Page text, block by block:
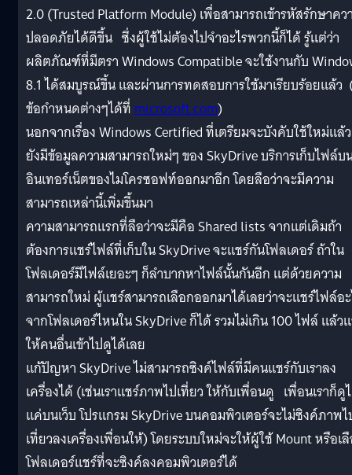
2.0 (Trusted Platform Module) เพื่อสามารถเข้ารหัสรักษาคว
ปลอดภัยได้ดีขึ้น ซึ่งผู้ใช้ไม่ต้องไปจำอะไรพวกนี้ก็ได้ รู้แต่ว่า
ผลิตภัณฑ์ที่มีตรา Windows Compatible จะใช้งานกับ
8.1 ได้สมบูรณ์ขึ้น และผ่านการทดสอบการใช้มาเรียบร้อยแล้ว
ข้อกำหนดต่างๆได้ที่microsoft.com)
นอกจากเรื่อง Windows Certified ที่เตรียมจะบังคับใช้ใหม่แล้ว
ยังมีข้อมูลความสามารถใหม่ๆ ของ SkyDrive บริการเก็บไฟล์บ
อินเทอร์เน็ตของไมโครซอฟท์ออกมาอีก โดยลือว่าจะมีความ
สามารถเหล่านี้เพิ่มขึ้นมา
ความสามารถแรกที่ลือว่าจะมีคือ Shared lists จากแต่เดิมถ้า
ต้องการแชร์ไฟล์ที่เก็บใน SkyDrive จะแชร์กันโฟลเดอร์ ถ้าใน
โฟลเดอร์มีไฟล์เยอะๆ ก็ลำบากหาไฟล์นั้นกันอีก แต่ด้วยความ
สามารถใหม่ ผู้แชร์สามารถเลือกออกมาได้เลยว่าจะแชร์ไฟล์อ
จากโฟลเดอร์ไหนใน SkyDrive ก็ได้ รวมไม่เกิน 100 ไฟล์ แล้ว
ให้คนอื่นเข้าไปดูได้เลย
แก้ปัญหา SkyDrive ไม่สามารถซิงค์ไฟล์ที่มีคนแชร์กับเราลง
เครื่องได้ (เช่นเราแชร์ภาพไปเที่ยว ให้กับเพื่อนดู เพื่อนเราก็ดู
แค่บนเว็บ โปรแกรม SkyDrive บนคอมพิวเตอร์จะไม่ซิงค์ภาพ
เที่ยวลงเครื่องเพื่อนให้) โดยระบบใหม่จะให้ผู้ใช้ Mount หรือเ
โฟลเดอร์แชร์ที่จะซิงค์ลงคอมพิวเตอร์ได้